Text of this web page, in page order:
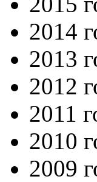
2014
2013
2012
2011
2010
2009